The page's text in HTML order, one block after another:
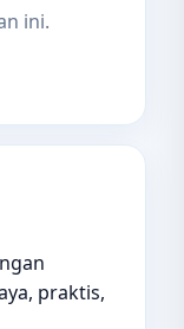
ini.
praktis,